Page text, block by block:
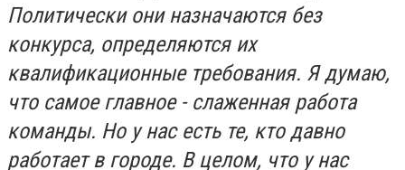
Политически они назначаются без
конкурса, определяются их
квалификационные требования. Я думаю,
что самое главное - слаженная работа
команды. Но у нас есть те, кто давно
работает в городе. В целом, что у нас